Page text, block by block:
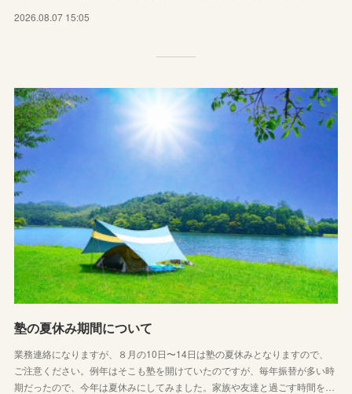
2026.08.07 15:05
塾の夏休み期間について
業務連絡になりますが、８月の10日〜14日は塾の夏休みとなりますので、
ご注意ください。例年はそこも塾を開けていたのですが、毎年振替が多い時
期だったので、今年は夏休みにしてみました。家族や友達と過ごす時間を…